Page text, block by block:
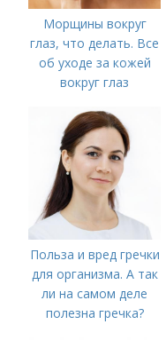
Морщины вокруг
глаз, что делать. Все
об уходе за кожей
вокруг глаз
Польза и вред гречки
для организма. А так
ли на самом деле
полезна гречка?